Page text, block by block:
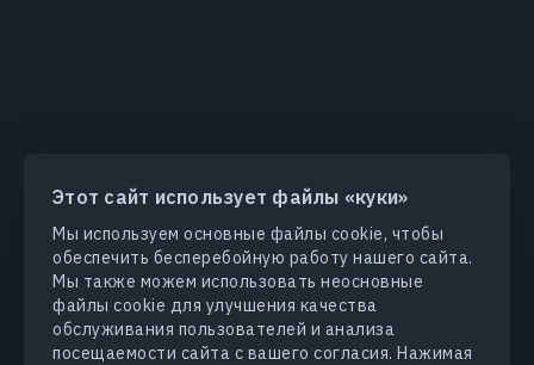
Этот сайт использует файлы «куки»
Мы используем основные файлы cookie, чтобы
обеспечить бесперебойную работу нашего сайта.
Мы также можем использовать неосновные
файлы cookie для улучшения качества
обслуживания пользователей и анализа
посещаемости сайта с вашего согласия. Нажимая